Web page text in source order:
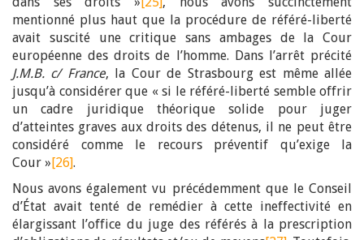
mentionné plus haut que la procédure de référé-liberté
avait suscité une critique sans ambages de la Cour
européenne des droits de l’homme. Dans l’arrêt précité
J.M.B. c/ France, la Cour de Strasbourg est même allée
jusqu’à considérer que « si le référé-liberté semble offrir
un cadre juridique théorique solide pour juger
d’atteintes graves aux droits des détenus, il ne peut être
considéré comme le recours préventif qu’exige la
Cour »[26].
Nous avons également vu précédemment que le Conseil
d’État avait tenté de remédier à cette ineffectivité en
élargissant l’office du juge des référés à la prescription